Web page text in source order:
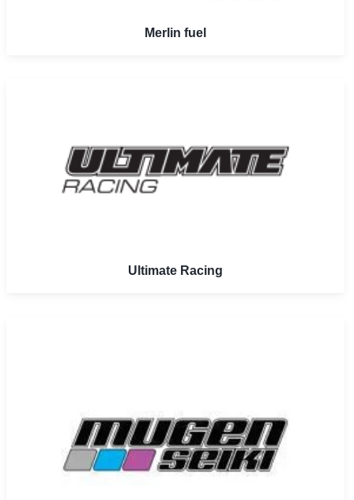
Merlin fuel
Ultimate Racing